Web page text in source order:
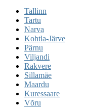
Tallinn
Tartu
Narva
Kohtla-Järve
Pärnu
Viljandi
Rakvere
Sillamäe
Maardu
Kuressaare
Võru